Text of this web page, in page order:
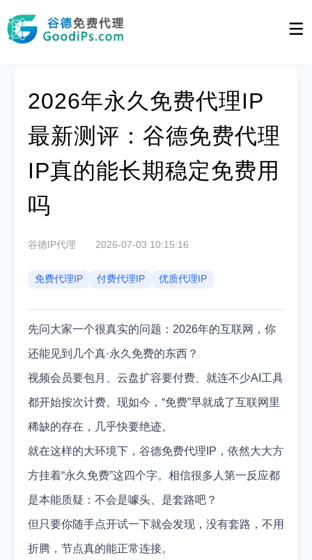
2026年永久免费代理IP
最新测评：谷德免费代理
IP真的能长期稳定免费用
吗
谷德IP代理 2026-07-03 10:15:16
免费代理IP 付费代理IP 优质代理IP
先问大家一个很真实的问题：2026年的互联网，你
还能见到几个真·永久免费的东西？
视频会员要包月、云盘扩容要付费、就连不少AI工具
都开始按次计费。现如今，“免费”早就成了互联网里
稀缺的存在，几乎快要绝迹。
就在这样的大环境下，谷德免费代理IP，依然大大方
方挂着“永久免费”这四个字。相信很多人第一反应都
是本能质疑：不会是噱头、是套路吧？
但只要你随手点开试一下就会发现，没有套路，不用
折腾，节点真的能正常连接。